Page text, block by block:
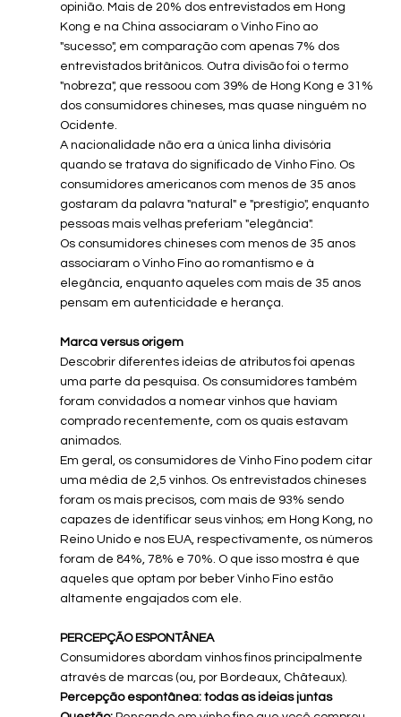
opinião. Mais de 20% dos entrevistados em Hong
Kong e na China associaram o Vinho Fino ao
"sucesso", em comparação com apenas 7% dos
entrevistados britânicos. Outra divisão foi o termo
"nobreza", que ressoou com 39% de Hong Kong e 31%
dos consumidores chineses, mas quase ninguém no
Ocidente.
A nacionalidade não era a única linha divisória
quando se tratava do significado de Vinho Fino. Os
consumidores americanos com menos de 35 anos
gostaram da palavra "natural" e "prestígio", enquanto
pessoas mais velhas preferiam "elegância".
Os consumidores chineses com menos de 35 anos
associaram o Vinho Fino ao romantismo e à
elegância, enquanto aqueles com mais de 35 anos
pensam em autenticidade e herança.
Marca versus origem
Descobrir diferentes ideias de atributos foi apenas
uma parte da pesquisa. Os consumidores também
foram convidados a nomear vinhos que haviam
comprado recentemente, com os quais estavam
animados.
Em geral, os consumidores de Vinho Fino podem citar
uma média de 2,5 vinhos. Os entrevistados chineses
foram os mais precisos, com mais de 93% sendo
capazes de identificar seus vinhos; em Hong Kong, no
Reino Unido e nos EUA, respectivamente, os números
foram de 84%, 78% e 70%. O que isso mostra é que
aqueles que optam por beber Vinho Fino estão
altamente engajados com ele.
PERCEPÇÃO ESPONTÂNEA
Consumidores abordam vinhos finos principalmente
através de marcas (ou, por Bordeaux, Châteaux).
Percepção espontânea: todas as ideias juntas